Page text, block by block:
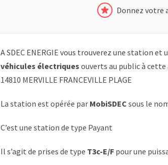
Donnez votre
A SDEC ENERGIE vous trouverez une station et
véhicules électriques ouverts au public à cette
14810 MERVILLE FRANCEVILLE PLAGE
La station est opérée par MobiSDEC sous le
C’est une station de type Payant
Il s’agit de prises de type T3c-E/F pour une